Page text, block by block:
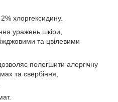
хлоргексидину.
уражень шкіри,
та цвілевими
полегшити алергічну
та свербіння,